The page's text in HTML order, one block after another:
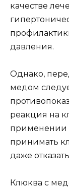
качестве
давления.
Однако,
медом
реакция на
применении
принимать
даже
Клюква с